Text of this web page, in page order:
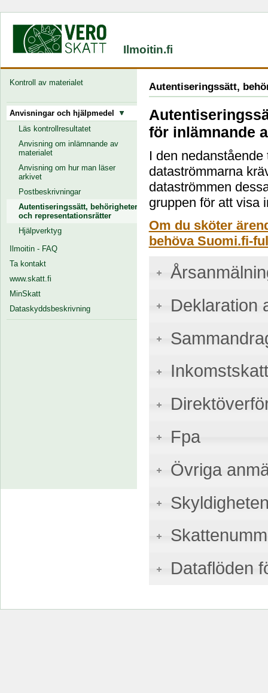
Ilmoitin.fi
Kontroll av materialet
Anvisningar och hjälpmedel
Läs kontrollresultatet
Anvisning om inlämnande av
materialet
Anvisning om hur man läser
arkivet
Postbeskrivningar
Autentiseringssätt, behörigheter
och representationsrätter
Hjälpverktyg
Ilmoitin - FAQ
Ta kontakt
www.skatt.fi
MinSkatt
Dataskyddsbeskrivning
Autentiseringssätt,
för inlämnande
I den
dataströmmarna
dataströmmen
gruppen för att visa
Om du sköter
behöva Suomi.fi-
Deklaration
Fpa
Övriga
Dataflöden